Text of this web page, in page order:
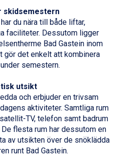
kr.
kr.
kr.
kr.
kr.
kr.
skidsemestern
du nära till både liftar,
faciliteter. Dessutom ligger
Bad Gastein inom
gör det enkelt att kombinera
semestern.
utsikt
och erbjuder en trivsam
aktiviteter. Samtliga rum
TV, telefon samt badrum
flesta rum har dessutom en
av utsikten över de snöklädda
runt Bad Gastein.